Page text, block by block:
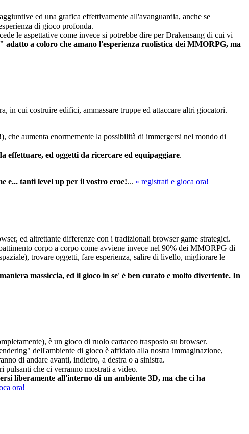
ed una grafica effettivamente all'avanguardia, anche se
di gioco profonda.
le aspettative come invece si potrebbe dire per Drakensang di cui vi
a coloro che amano l'esperienza ruolistica dei MMORPG, ma
in cui costruire edifici, ammassare truppe ed attaccare altri giocatori.
aumenta enormemente la possibilità di immergersi nel mondo di
effettuare, ed oggetti da ricercare ed equipaggiare.
e... tanti level up per il vostro eroe!... » registrati e gioca ora!
ed altrettante differenze con i tradizionali browser game strategici.
corpo a corpo come avviene invece nel 90% dei MMORPG di
trovare oggetti, fare esperienza, salire di livello, migliorare le
massiccia, ed il gioco in se' è ben curato e molto divertente. In
è un gioco di ruolo cartaceo trasposto su browser.
dell'ambiente di gioco è affidato alla nostra immaginazione,
di andare avanti, indietro, a destra o a sinistra.
pulsanti che ci verranno mostrati a video.
liberamente all'interno di un ambiente 3D, ma che ci ha
ora!